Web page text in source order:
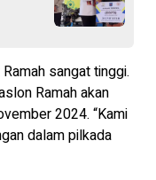
sangat tinggi.
Ramah akan
2024. “Kami
dalam pilkada